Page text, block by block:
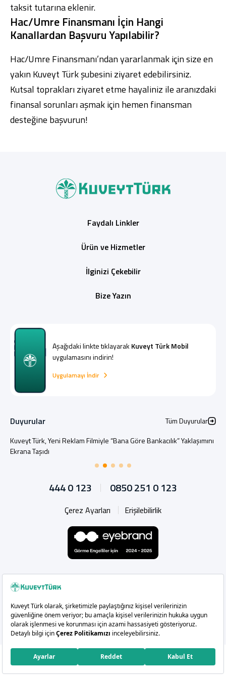
taksit tutarına eklenir.
Hac/Umre Finansmanı İçin Hangi
Kanallardan Başvuru Yapılabilir?
Hac/Umre Finansmanı’ndan yararlanmak için size en
yakınKuveyt Türk şubesiniziyaret edebilirsiniz.
Kutsal toprakları ziyaret etme hayaliniz ile aranızdaki
finansal sorunları aşmak için hemen finansman
desteğine başvurun!
Faydalı Linkler
Ürün ve Hizmetler
İlginizi Çekebilir
Bize Yazın
Aşağıdaki linkte tıklayarak Kuveyt Türk Mobil
uygulamasını indirin!
Uygulamayı İndir
Duyurular
Tüm Duyurular
Kuveyt Türk, Yeni Reklam Filmiyle “Bana Göre Bankacılık” Yaklaşımını
Ekrana Taşıdı
444 0 123 0850 251 0 123
Çerez Ayarları Erişilebilirlik
Whatsapp
Copyright 2026 Kuveyt Türk Katılım Bankası A.Ş.